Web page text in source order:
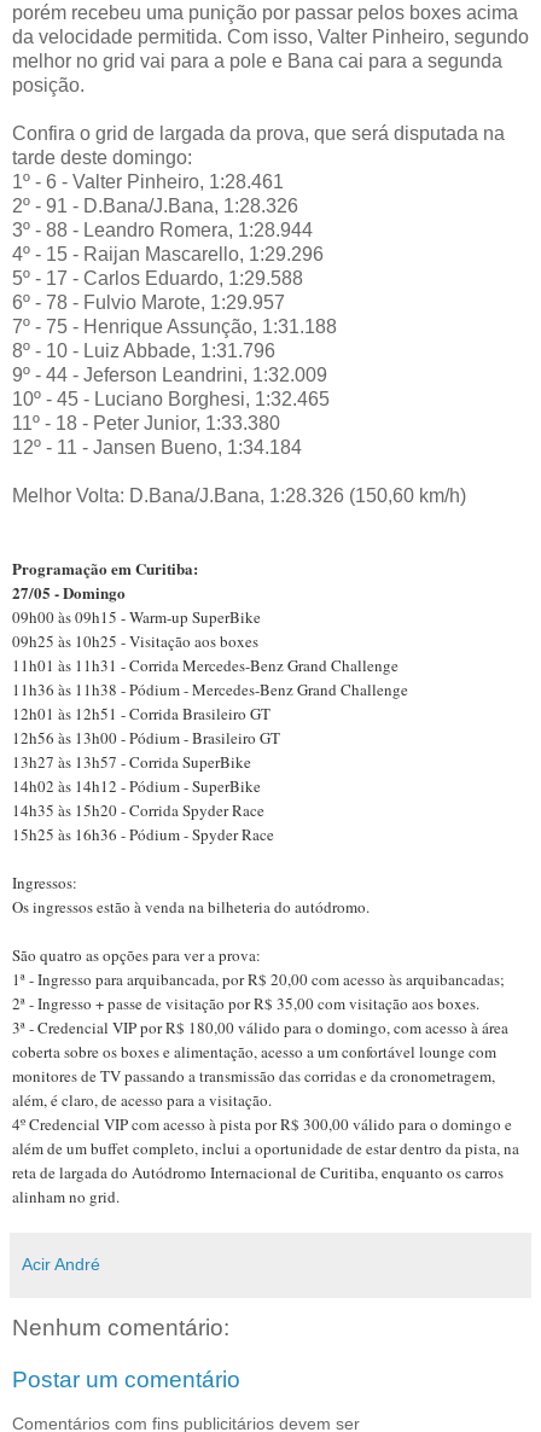
porém recebeu uma punição por passar pelos boxes acima
da velocidade permitida. Com isso, Valter Pinheiro, segundo
melhor no grid vai para a pole e Bana cai para a segunda
posição.
Confira o grid de largada da prova, que será disputada na
tarde deste domingo:
1º - 6 - Valter Pinheiro, 1:28.461
2º - 91 - D.Bana/J.Bana, 1:28.326
3º - 88 - Leandro Romera, 1:28.944
4º - 15 - Raijan Mascarello, 1:29.296
5º - 17 - Carlos Eduardo, 1:29.588
6º - 78 - Fulvio Marote, 1:29.957
7º - 75 - Henrique Assunção, 1:31.188
8º - 10 - Luiz Abbade, 1:31.796
9º - 44 - Jeferson Leandrini, 1:32.009
10º - 45 - Luciano Borghesi, 1:32.465
11º - 18 - Peter Junior, 1:33.380
12º - 11 - Jansen Bueno, 1:34.184
Melhor Volta: D.Bana/J.Bana, 1:28.326 (150,60 km/h)
Programação em Curitiba:
27/05 - Domingo
09h00 às 09h15 - Warm-up SuperBike
09h25 às 10h25 - Visitação aos boxes
11h01 às 11h31 - Corrida Mercedes-Benz Grand Challenge
11h36 às 11h38 - Pódium - Mercedes-Benz Grand Challenge
12h01 às 12h51 - Corrida Brasileiro GT
12h56 às 13h00 - Pódium - Brasileiro GT
13h27 às 13h57 - Corrida SuperBike
14h02 às 14h12 - Pódium - SuperBike
14h35 às 15h20 - Corrida Spyder Race
15h25 às 16h36 - Pódium - Spyder Race
Ingressos:
Os ingressos estão à venda na bilheteria do autódromo.
São quatro as opções para ver a prova:
1ª - Ingresso para arquibancada, por R$ 20,00 com acesso às arquibancadas;
2ª - Ingresso + passe de visitação por R$ 35,00 com visitação aos boxes.
3ª - Credencial VIP por R$ 180,00 válido para o domingo, com acesso à área
coberta sobre os boxes e alimentação, acesso a um confortável lounge com
monitores de TV passando a transmissão das corridas e da cronometragem,
além, é claro, de acesso para a visitação.
4º Credencial VIP com acesso à pista por R$ 300,00 válido para o domingo e
além de um buffet completo, inclui a oportunidade de estar dentro da pista, na
reta de largada do Autódromo Internacional de Curitiba, enquanto os carros
alinham no grid.
Acir André
Nenhum comentário:
Postar um comentário
Comentários com fins publicitários devem ser